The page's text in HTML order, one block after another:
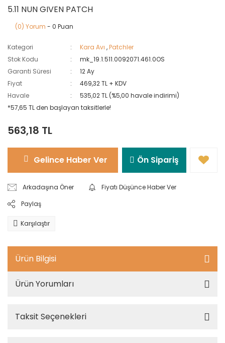
5.11 NUN GIVEN PATCH
(0) Yorum - 0 Puan
Kategori Kara Avı ,Patchler
Stok Kodu
mk_19.1.511.0092071.461.0OS
Garanti Süresi
12 Ay
Fiyat
469,32 TL + KDV
Havale
535,02 TL (%5,00 havale indirimi)
*57,65 TL den başlayan taksitlerle!
563,18 TL
Gelince Haber Ver Ön Sipariş
Arkadaşına Öner
Fiyatı Düşünce Haber Ver
Paylaş
Karşılaştır
Ürün Bilgisi
Ürün Yorumları
Taksit Seçenekleri